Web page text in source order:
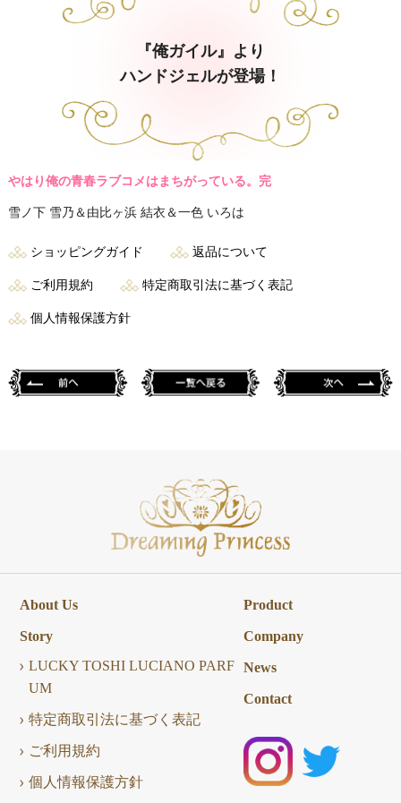
『俺ガイル』より
ハンドジェルが登場！
やはり俺の青春ラブコメはまちがっている。完
雪ノ下 雪乃＆由比ヶ浜 結衣＆一色 いろは
ショッピングガイド 返品について
ご利用規約 特定商取引法に基づく表記
個人情報保護方針
About Us
Story
LUCKY TOSHI LUCIANO PARF
UM
特定商取引法に基づく表記
ご利用規約
個人情報保護方針
Product
Company
News
Contact